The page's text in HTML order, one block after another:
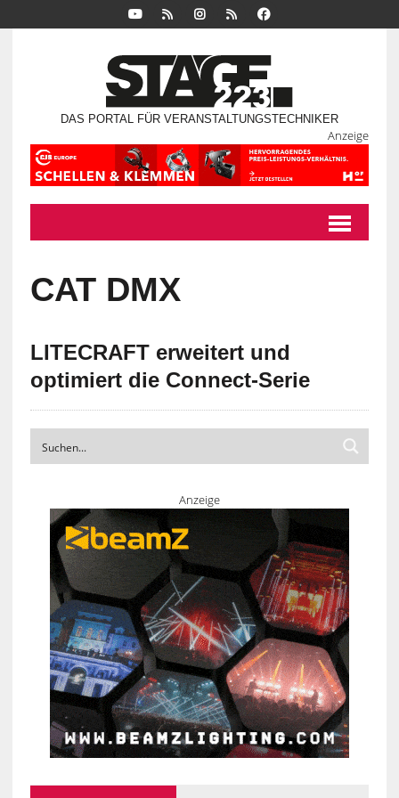
DAS PORTAL FÜR VERANSTALTUNGSTECHNIKER
Anzeige
CAT DMX
LITECRAFT erweitert und
optimiert die Connect-Serie
Anzeige